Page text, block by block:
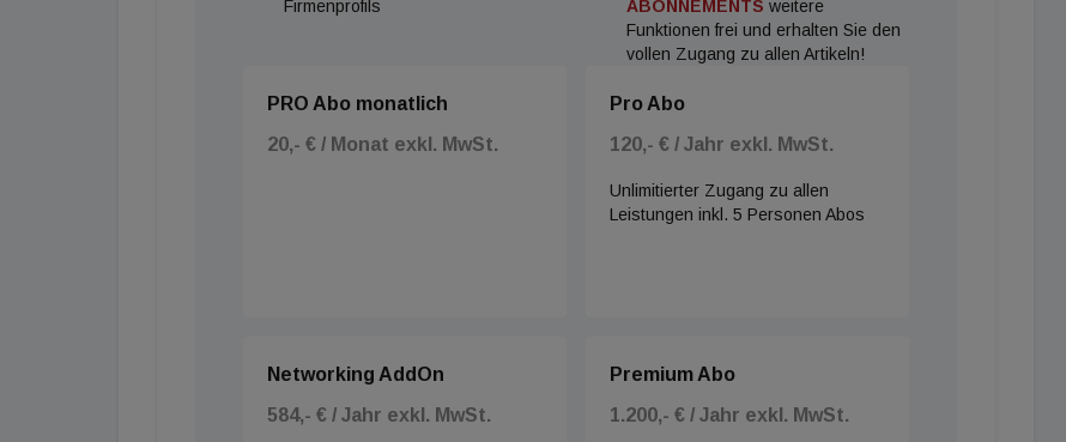
Firmenprofils
ABONNEMENTS weitere
Funktionen frei und erhalten Sie den
vollen Zugang zu allen Artikeln!
PRO Abo monatlich
20,- € / Monat exkl. MwSt.
Pro Abo
120,- € / Jahr exkl. MwSt.
Unlimitierter Zugang zu allen
Leistungen inkl. 5 Personen Abos
Networking AddOn
584,- € / Jahr exkl. MwSt.
Premium Abo
1.200,- € / Jahr exkl. MwSt.